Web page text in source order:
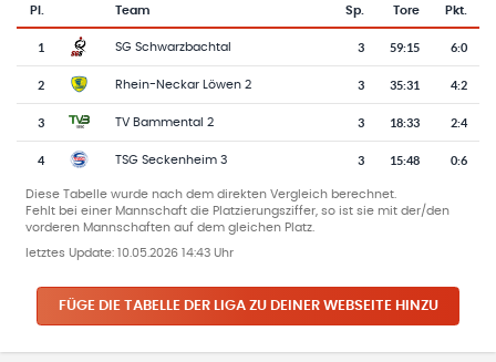
Tabelle mit Vereinsplatzierungen, Spielen, Toren und Punkten
Pl.
Team-Logo
Team Sp. Tore Pkt.
1 SG Schwarzbachtal 3 59:15 6:0
2 Rhein-Neckar Löwen 2 3 35:31 4:2
3 TV Bammental 2 3 18:33 2:4
4 TSG Seckenheim 3 3 15:48 0:6
Diese Tabelle wurde nach dem direkten Vergleich berechnet.
Fehlt bei einer Mannschaft die Platzierungsziffer, so ist sie mit der/den
vorderen Mannschaften auf dem gleichen Platz.
letztes Update: 10.05.2026 14:43 Uhr
FÜGE DIE TABELLE DER LIGA ZU DEINER WEBSEITE HINZU